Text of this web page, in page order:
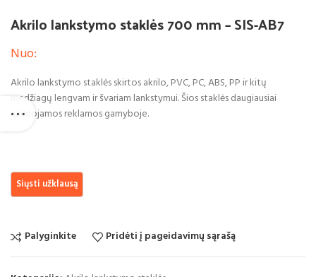
Akrilo lankstymo staklės 700 mm – SIS-AB7
Nuo:
Akrilo lankstymo staklės skirtos akrilo, PVC, PC, ABS, PP ir kitų
medžiagų lengvam ir švariam lankstymui. Šios staklės daugiausiai
naudojamos reklamos gamyboje.
Palyginkite Pridėti į pageidavimų sąrašą